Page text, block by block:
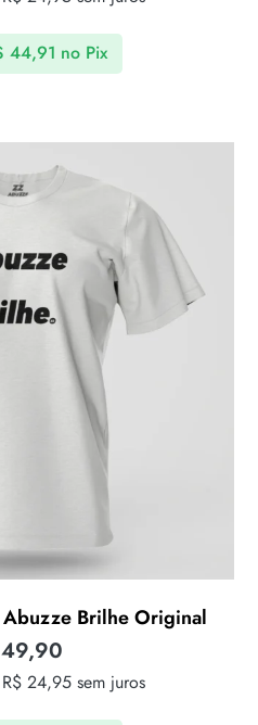
44,91 no Pix
Brilhe Original
49,90
R$ 24,95 sem juros